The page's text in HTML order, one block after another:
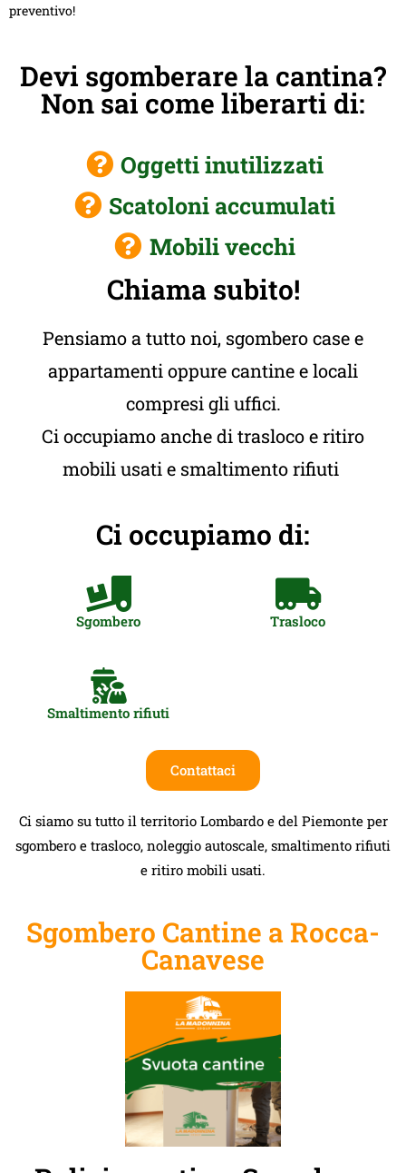
preventivo!
Devi sgomberare la cantina?
Non sai come liberarti di:
Oggetti inutilizzati
Scatoloni accumulati
Mobili vecchi
Chiama subito!
Pensiamo a tutto noi, sgombero case e
appartamenti oppure cantine e locali
compresi gli uffici.
Ci occupiamo anche di trasloco e ritiro
mobili usati e smaltimento rifiuti
Ci occupiamo di:
Sgombero Trasloco
Smaltimento rifiuti
Contattaci
Ci siamo su tutto il territorio Lombardo e del Piemonte per
sgombero e trasloco, noleggio autoscale, smaltimento rifiuti
e ritiro mobili usati.
Sgombero Cantine a Rocca-
Canavese